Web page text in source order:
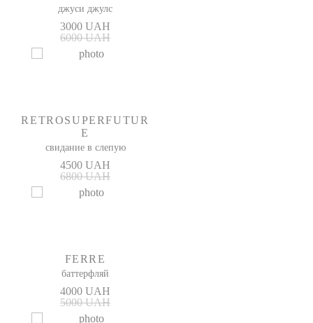
джуси джулс
3000 UAH
6000 UAH
RETROSUPERFUTUR
E
свидание в слепую
4500 UAH
6800 UAH
FERRE
баттерфляй
4000 UAH
5000 UAH